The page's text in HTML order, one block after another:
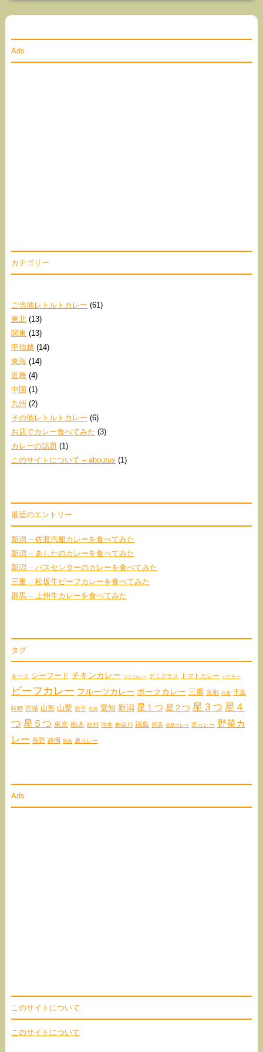
Ads
カテゴリー
ご当地レトルトカレー (61)
東北(13)
関東 (13)
甲信越 (14)
東海(14)
近畿(4)
中国 (1)
九州 (2)
その他レトルトカレー (6)
お店でカレー食べてみた (3)
カレーの話題 (1)
このサイトについて – aboutus (1)
最近のエントリー
新潟 – 佐渡汽船カレーを食べてみた
新潟 – あしたのカレーを食べてみた
新潟 – バスセンターのカレーを食べてみた
三重 – 松坂牛ビーフカレーを食べてみた
群馬 – 上州牛カレーを食べてみた
タグ
キーマ シーフード チキンカレー ツナカレー デミグラス トマトカレー パクチー
ビーフカレー フルーツカレー ポークカレー 三重 京都 兵庫 千葉
味噌 宮城 山形 山梨 岩手 広島 愛知 新潟 星１つ 星２つ 星３つ 星４
つ 星５つ 東京 栃木 欧州 熊本 神奈川 福島 群馬 薬膳カレー 豆カレー 野菜カ
レー 長野 静岡 馬肉 鹿カレー
Ads
このサイトについて
このサイトについて